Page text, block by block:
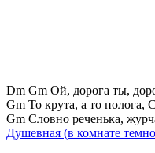
Dm Gm Ой, дорога ты,
Gm То крута, а то полога,
Gm Словно реченька,
Душевная (в комнате